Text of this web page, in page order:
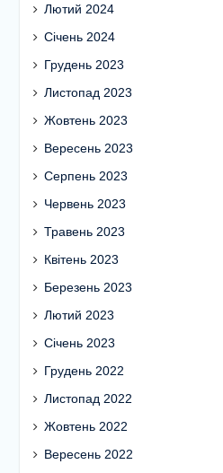
Лютий 2024
Січень 2024
Грудень 2023
Листопад 2023
Жовтень 2023
Вересень 2023
Серпень 2023
Червень 2023
Травень 2023
Квітень 2023
Березень 2023
Лютий 2023
Січень 2023
Грудень 2022
Листопад 2022
Жовтень 2022
Вересень 2022